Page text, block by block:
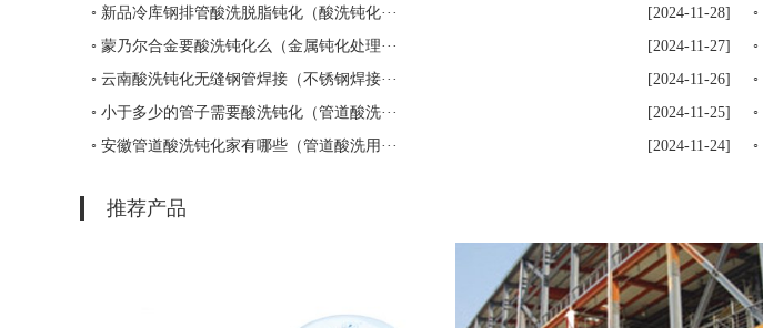
◦ 新品冷库钢排管酸洗脱脂钝化（酸洗钝化··· [2024-11-28]
◦ 蒙乃尔合金要酸洗钝化么（金属钝化处理···
[2024-11-27]
◦ 云南酸洗钝化无缝钢管焊接（不锈钢焊接···
[2024-11-26]
◦ 小于多少的管子需要酸洗钝化（管道酸洗···
[2024-11-25]
◦ 安徽管道酸洗钝化家有哪些（管道酸洗用···
[2024-11-24]
推荐产品